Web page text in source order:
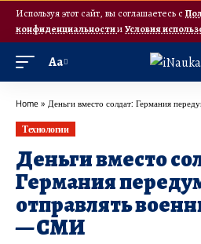
Используя этот сайт, вы соглашаетесь с
конфиденциальностииУсловия
Аа
Home » Деньги вместо солдат: Германия
Технологии
Деньги вместо
Германия
отправлять
— СМИ